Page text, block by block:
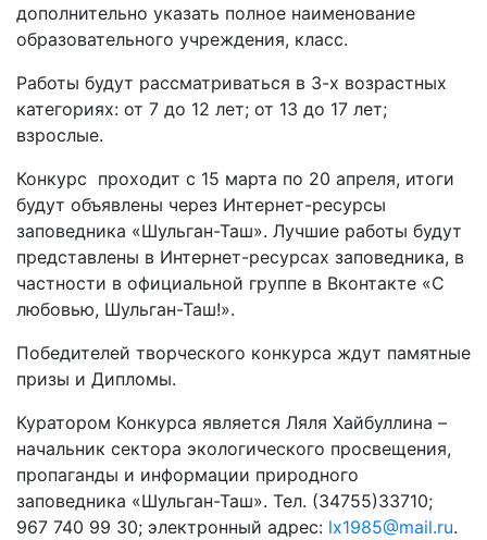
дополнительно указать полное наименование
образовательного учреждения, класс.
Работы будут рассматриваться в 3-х возрастных
категориях: от 7 до 12 лет; от 13 до 17 лет;
взрослые.
Конкурс проходит с 15 марта по 20 апреля, итоги
будут объявлены через Интернет-ресурсы
заповедника «Шульган-Таш». Лучшие работы будут
представлены в Интернет-ресурсах заповедника, в
частности в официальной группе в Вконтакте «С
любовью, Шульган-Таш!».
Победителей творческого конкурса ждут памятные
призы и Дипломы.
Куратором Конкурса является Ляля Хайбуллина ­–
начальник сектора экологического просвещения,
пропаганды и информации природного
заповедника «Шульган-Таш». Тел. (34755)33710;
967 740 99 30; электронный адрес: lx1985@mail.ru.